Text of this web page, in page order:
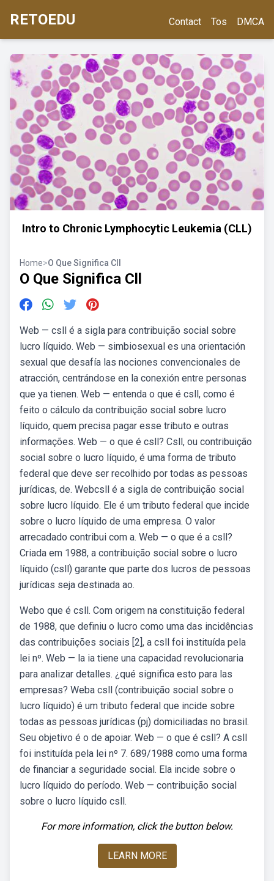
RETOEDU Contact Tos DMCA
Intro to Chronic Lymphocytic Leukemia (CLL)
Home>O Que Significa Cll
O Que Significa Cll
Web — csll é a sigla para contribuição social sobre
lucro líquido. Web — simbiosexual es una orientación
sexual que desafía las nociones convencionales de
atracción, centrándose en la conexión entre personas
que ya tienen. Web — entenda o que é csll, como é
feito o cálculo da contribuição social sobre lucro
líquido, quem precisa pagar esse tributo e outras
informações. Web — o que é csll? Csll, ou contribuição
social sobre o lucro líquido, é uma forma de tributo
federal que deve ser recolhido por todas as pessoas
jurídicas, de. Webcsll é a sigla de contribuição social
sobre lucro líquido. Ele é um tributo federal que incide
sobre o lucro líquido de uma empresa. O valor
arrecadado contribui com a. Web — o que é a csll?
Criada em 1988, a contribuição social sobre o lucro
líquido (csll) garante que parte dos lucros de pessoas
jurídicas seja destinada ao.
Webo que é csll. Com origem na constituição federal
de 1988, que definiu o lucro como uma das incidências
das contribuições sociais [2], a csll foi instituída pela
lei nº. Web — la ia tiene una capacidad revolucionaria
para analizar detalles. ¿qué significa esto para las
empresas? Weba csll (contribuição social sobre o
lucro líquido) é um tributo federal que incide sobre
todas as pessoas jurídicas (pj) domiciliadas no brasil.
Seu objetivo é o de apoiar. Web — o que é csll? A csll
foi instituída pela lei nº 7. 689/1988 como uma forma
de financiar a seguridade social. Ela incide sobre o
lucro líquido do período. Web — contribuição social
sobre o lucro líquido csll.
For more information, click the button below.
LEARN MORE